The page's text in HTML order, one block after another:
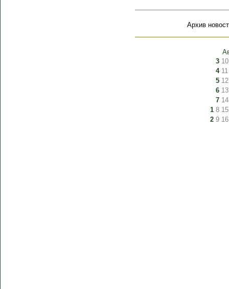
Архив
3 10
4 11
5 12
6 13
7 14
1 8 15
2 9 16